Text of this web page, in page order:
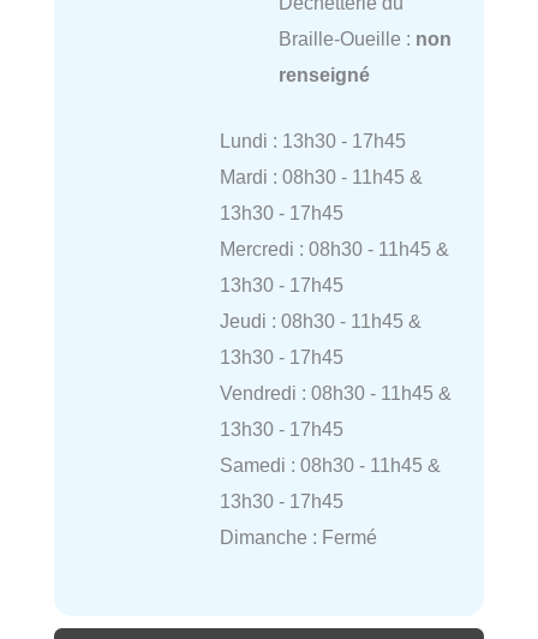
Braille-Oueille : non
renseigné
Lundi : 13h30 - 17h45
Mardi : 08h30 - 11h45 &
13h30 - 17h45
Mercredi : 08h30 - 11h45 &
13h30 - 17h45
Jeudi : 08h30 - 11h45 &
13h30 - 17h45
Vendredi : 08h30 - 11h45 &
13h30 - 17h45
Samedi : 08h30 - 11h45 &
13h30 - 17h45
Dimanche : Fermé